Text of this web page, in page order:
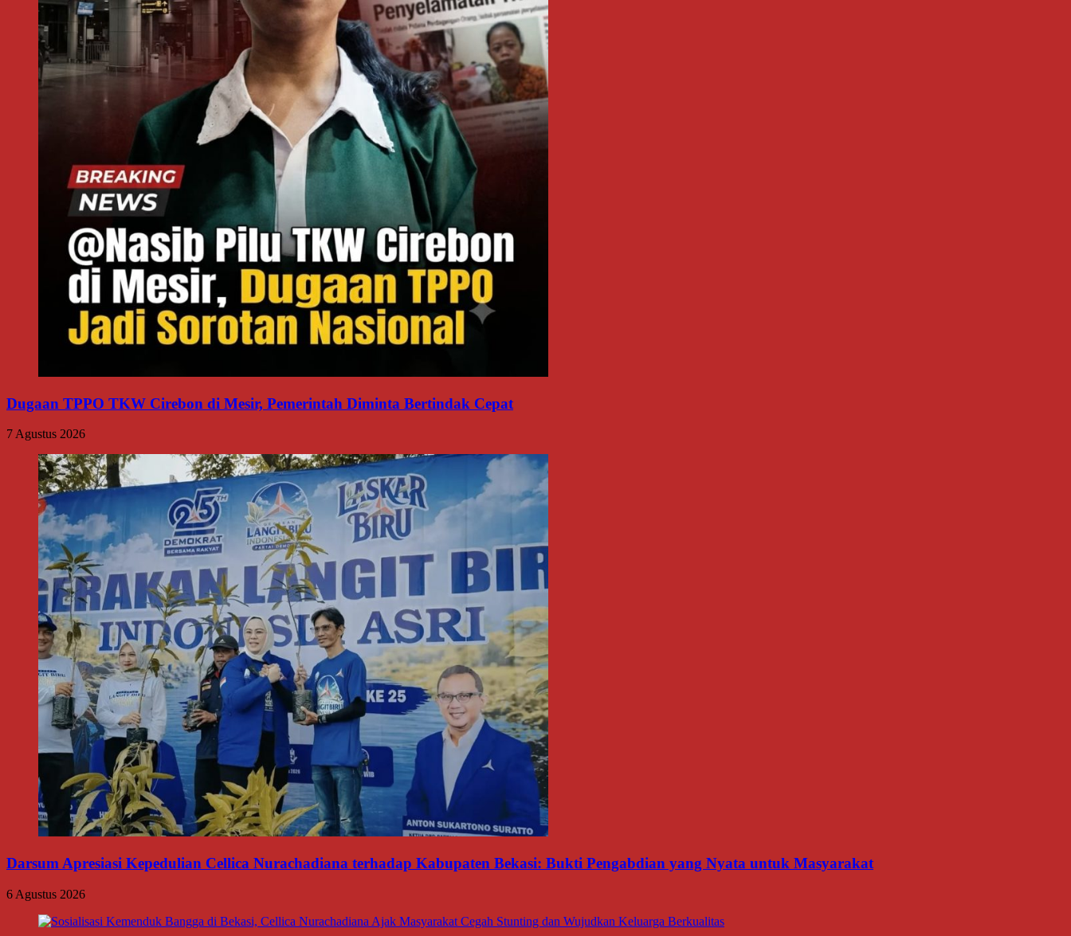
Dugaan TPPO TKW Cirebon di Mesir, Pemerintah Diminta Bertindak Cepat
7 Agustus 2026
Darsum Apresiasi Kepedulian Cellica Nurachadiana terhadap Kabupaten Bekasi: Bukti Pengabdian yang Nyata untuk Masyarakat
6 Agustus 2026